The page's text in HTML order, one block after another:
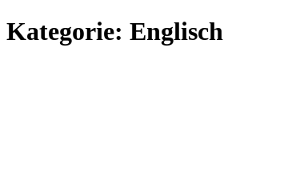
Kategorie: Englisch